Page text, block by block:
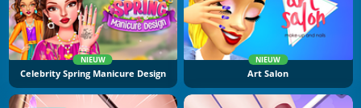
NIEUW
Celebrity Spring Manicure Design
NIEUW
Art Salon